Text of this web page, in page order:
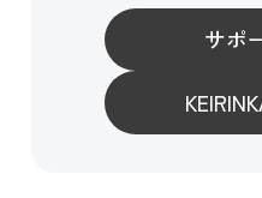
サポ